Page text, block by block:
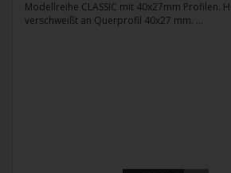
Modellreihe CLASSIC mit 40x27mm Profilen.
verschweißt an Querprofil 40x27 mm. ...